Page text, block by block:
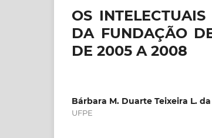
OS
DA FUNDAÇÃO
DE 2005 A 2008
Bárbara M. Duarte Teixeira L. da
UFPE